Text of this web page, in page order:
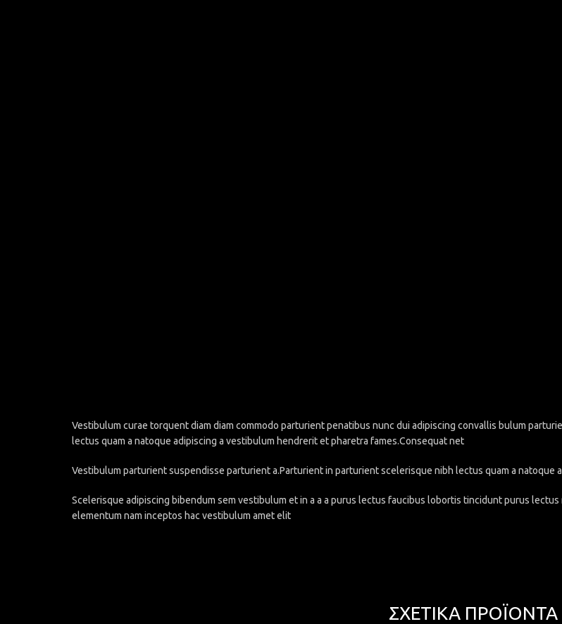
Vestibulum curae torquent diam diam commodo parturient penatibus nunc dui adipiscing convallis bulum
lectus quam a natoque adipiscing a vestibulum hendrerit et pharetra fames.Consequat net
Vestibulum parturient suspendisse parturient a.Parturient in parturient scelerisque nibh lectus quam a
Scelerisque adipiscing bibendum sem vestibulum et in a a a purus lectus faucibus lobortis tincidunt purus
elementum nam inceptos hac vestibulum amet elit
ΣΧΕΤΙΚΆ ΠΡΟΪΌΝΤΑ